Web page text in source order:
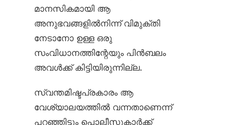
മാനസികമായി ആ
അനുഭവങ്ങളിൽനിന്ന് വിമുക്തി
നേടാനോ ഉള്ള ഒരു
സംവിധാനത്തിന്റേയും പിൻ‌ബലം
അവൾക്ക് കിട്ടിയിരുന്നില്ല.
സ്വന്തമിഷ്ടപ്രകാരം ആ
വേശ്യാലയത്തിൽ വന്നതാണെന്ന്
പറഞ്ഞിട്ടും പൊലീസുകാർക്ക്